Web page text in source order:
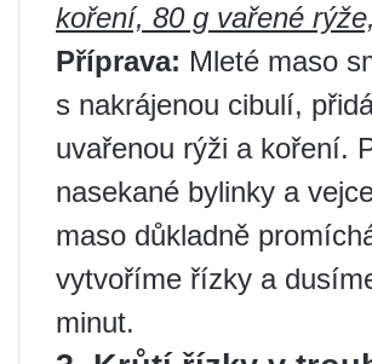
koření, 80 g vařené
Příprava: Mleté maso
s nakrájenou cibulí,
uvařenou rýži a koření.
nasekané bylinky a
maso důkladně
vytvoříme řízky a
minut.